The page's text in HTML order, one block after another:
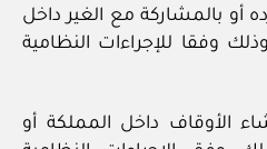
أو بالمشاركة مع الغير داخل
وفقا للإجراءات النظامية
الأوقاف داخل المملكة أو